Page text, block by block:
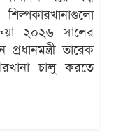
২০২৬ সালের
তারেক
চালু করতে